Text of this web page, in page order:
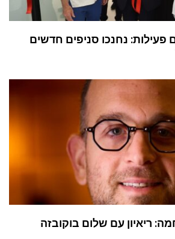
פעילות: נחנכו סניפים חדשים
ריאיון עם שלום בוקובזה